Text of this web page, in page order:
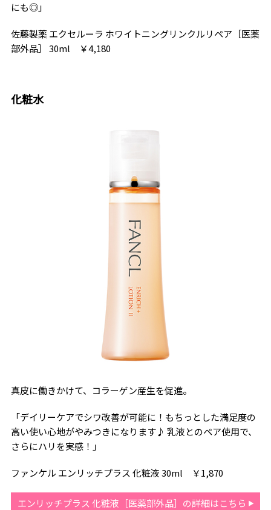
にも◎」
佐藤製薬 エクセルーラ ホワイトニングリンクルリペア［医薬
部外品］ 30ml ￥4,180
化粧水
真皮に働きかけて、コラーゲン産生を促進。
「デイリーケアでシワ改善が可能に！もちっとした満足度の
高い使い心地がやみつきになります♪ 乳液とのペア使用で、
さらにハリを実感！」
ファンケル エンリッチプラス 化粧液 30ml ￥1,870
エンリッチプラス 化粧液［医薬部外品］の詳細はこちら